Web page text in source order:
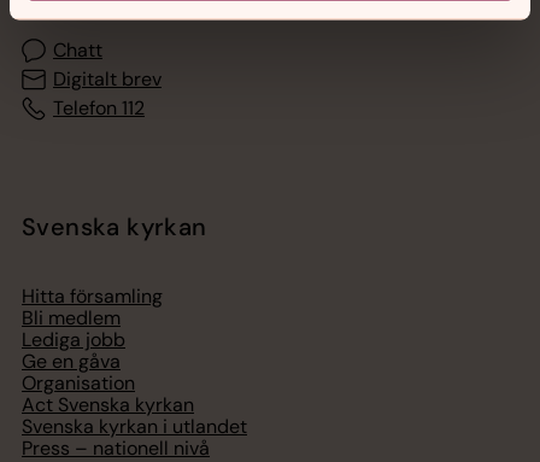
Chatt
Digitalt brev
Telefon 112
Svenska kyrkan
Hitta församling
Bli medlem
Lediga jobb
Ge en gåva
Organisation
Act Svenska kyrkan
Svenska kyrkan i utlandet
Press – nationell nivå